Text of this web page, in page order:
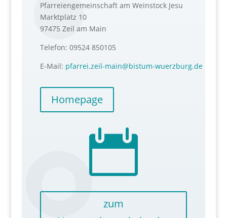
Pfarreiengemeinschaft am Weinstock Jesu
Marktplatz 10
97475 Zeil am Main
Telefon: 09524 850105
E-Mail: pfarrei.zeil-main@bistum-wuerzburg.de
Homepage

zum